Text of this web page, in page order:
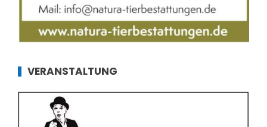
VERANSTALTUNG